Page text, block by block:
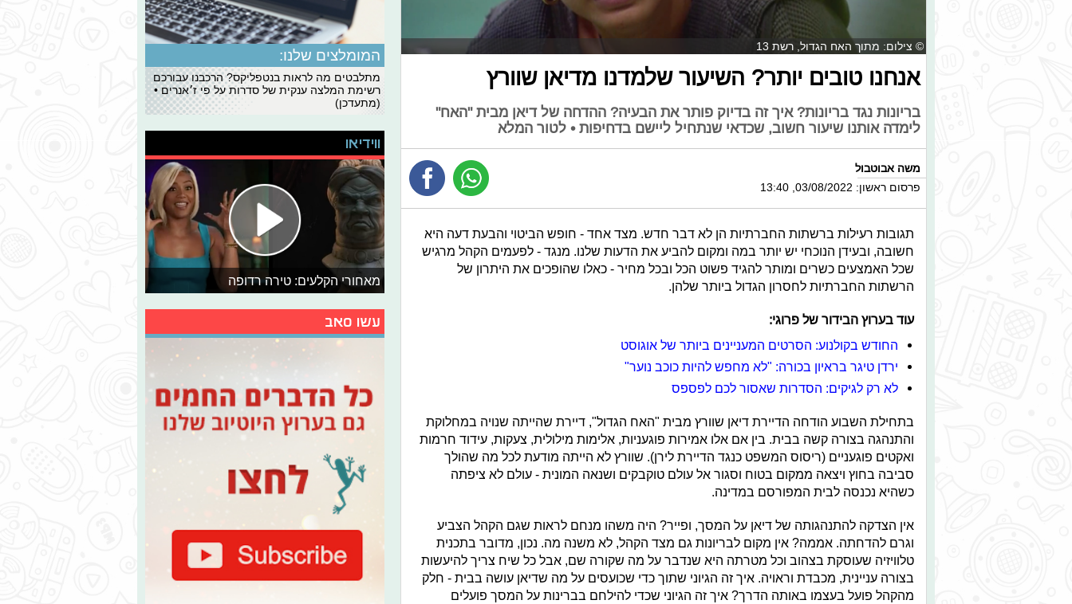
© צילום: מתוך האח הגדול, רשת 13
אנחנו טובים יותר? השיעור שלמדנו מדיאן שוורץ
בריונות נגד בריונות? איך זה בדיוק פותר את הבעיה? ההדחה של דיאן מבית "האח"
לימדה אותנו שיעור חשוב, שכדאי שנתחיל ליישם בדחיפות • לטור המלא
משה אבוטבול
פרסום ראשון: 03/08/2022, 13:40
תגובות רעילות ברשתות החברתיות הן לא דבר חדש. מצד אחד - חופש הביטוי והבעת דעה היא
חשובה, ובעידן הנוכחי יש יותר במה ומקום להביע את הדעות שלנו. מנגד - לפעמים הקהל מרגיש
שכל האמצעים כשרים ומותר להגיד פשוט הכל ובכל מחיר - כאלו שהופכים את היתרון של
הרשתות החברתיות לחסרון הגדול ביותר שלהן.
עוד בערוץ הבידור של פרוגי:
החודש בקולנוע: הסרטים המעניינים ביותר של אוגוסט
ירדן טיגר בראיון בכורה: "לא מחפש להיות כוכב נוער"
לא רק לגיקים: הסדרות שאסור לכם לפספס
בתחילת השבוע הודחה הדיירת דיאן שוורץ מבית "האח הגדול", דיירת שהייתה שנויה במחלוקת
והתנהגה בצורה קשה בבית. בין אם אלו אמירות פוגעניות, אלימות מילולית, צעקות, עידוד חרמות
ואקטים פוגעניים (ריסוס המשפט כנגד הדיירת לירן). שוורץ לא הייתה מודעת לכל מה שהולך
סביבה בחוץ ויצאה ממקום בטוח וסגור אל עולם טוקבקים ושנאה המונית - עולם לא ציפתה
כשהיא נכנסה לבית המפורסם במדינה.
אין הצדקה להתנהגותה של דיאן על המסך, ופייר? היה משהו מנחם לראות שגם הקהל הצביע
וגרם להדחתה. אממה? אין מקום לבריונות גם מצד הקהל, לא משנה מה. נכון, מדובר בתכנית
טלוויזיה שעוסקת בצהוב וכל מטרתה היא שנדבר על מה שקורה שם, אבל כל שיח צריך להיעשות
בצורה עניינית, מכבדת וראויה. איך זה הגיוני שתוך כדי שכועסים על מה שדיאן עושה בבית - חלק
מהקהל פועל בעצמו באותה הדרך? איך זה הגיוני שכדי להילחם בברינות על המסך פועלים
המומלצים שלנו:
מתלבטים מה לראות בנטפליקס? הרכבנו עבורכם
רשימת המלצה ענקית של סדרות על פי ז׳אנרים •
(מתעדכן)
ווידיאו
מאחורי הקלעים: טירה רדופה
עשו סאב